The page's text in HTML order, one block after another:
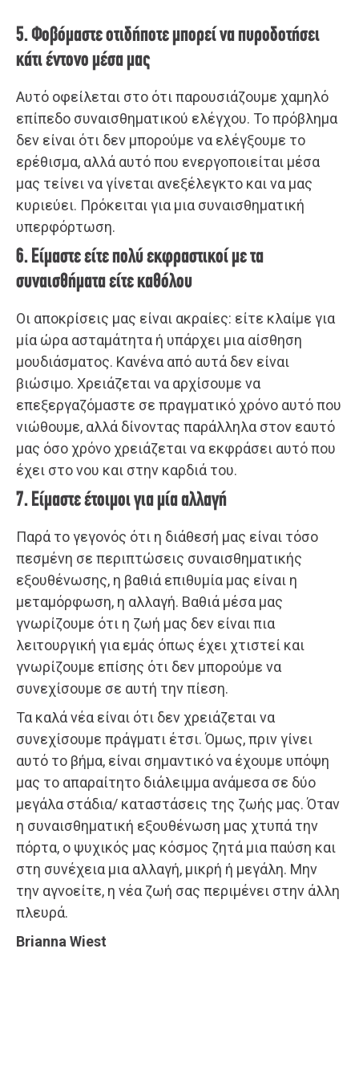
5. Φοβόμαστε οτιδήποτε μπορεί να πυροδοτήσει
κάτι έντονο μέσα μας
Αυτό οφείλεται στο ότι παρουσιάζουμε χαμηλό
επίπεδο συναισθηματικού ελέγχου. Το πρόβλημα
δεν είναι ότι δεν μπορούμε να ελέγξουμε το
ερέθισμα, αλλά αυτό που ενεργοποιείται μέσα
μας τείνει να γίνεται ανεξέλεγκτο και να μας
κυριεύει. Πρόκειται για μια συναισθηματική
υπερφόρτωση.
6. Είμαστε είτε πολύ εκφραστικοί με τα
συναισθήματα είτε καθόλου
Οι αποκρίσεις μας είναι ακραίες: είτε κλαίμε για
μία ώρα ασταμάτητα ή υπάρχει μια αίσθηση
μουδιάσματος. Κανένα από αυτά δεν είναι
βιώσιμο. Χρειάζεται να αρχίσουμε να
επεξεργαζόμαστε σε πραγματικό χρόνο αυτό που
νιώθουμε, αλλά δίνοντας παράλληλα στον εαυτό
μας όσο χρόνο χρειάζεται να εκφράσει αυτό που
έχει στο νου και στην καρδιά του.
7. Είμαστε έτοιμοι για μία αλλαγή
Παρά το γεγονός ότι η διάθεσή μας είναι τόσο
πεσμένη σε περιπτώσεις συναισθηματικής
εξουθένωσης, η βαθιά επιθυμία μας είναι η
μεταμόρφωση, η αλλαγή. Βαθιά μέσα μας
γνωρίζουμε ότι η ζωή μας δεν είναι πια
λειτουργική για εμάς όπως έχει χτιστεί και
γνωρίζουμε επίσης ότι δεν μπορούμε να
συνεχίσουμε σε αυτή την πίεση.
Τα καλά νέα είναι ότι δεν χρειάζεται να
συνεχίσουμε πράγματι έτσι. Όμως, πριν γίνει
αυτό το βήμα, είναι σημαντικό να έχουμε υπόψη
μας το απαραίτητο διάλειμμα ανάμεσα σε δύο
μεγάλα στάδια/ καταστάσεις της ζωής μας. Όταν
η συναισθηματική εξουθένωση μας χτυπά την
πόρτα, ο ψυχικός μας κόσμος ζητά μια παύση και
στη συνέχεια μια αλλαγή, μικρή ή μεγάλη. Μην
την αγνοείτε, η νέα ζωή σας περιμένει στην άλλη
πλευρά.
Brianna Wiest